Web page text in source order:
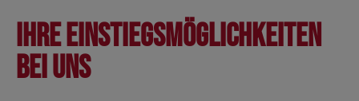
Ihre Einstiegsmöglichkeiten
bei uns